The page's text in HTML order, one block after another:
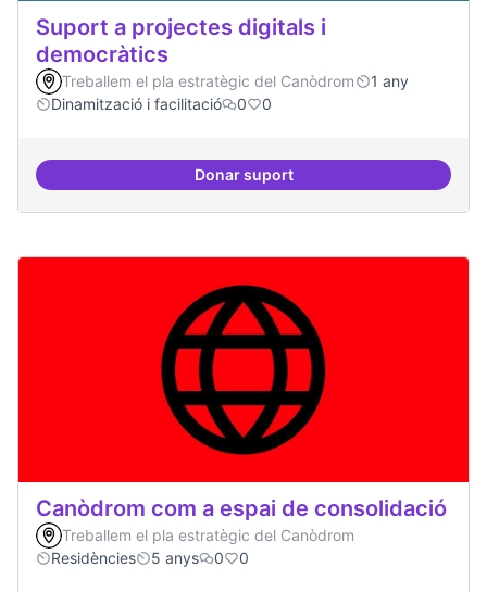
Suport a projectes digitals i
democràtics
Treballem el pla estratègic del Canòdrom
1 any
Dinamització i facilitació
0 0
Donar suportSuport a projectes digitals i
Canòdrom com a espai de consolidació
Treballem el pla estratègic del Canòdrom
Residències
5 anys 0 0